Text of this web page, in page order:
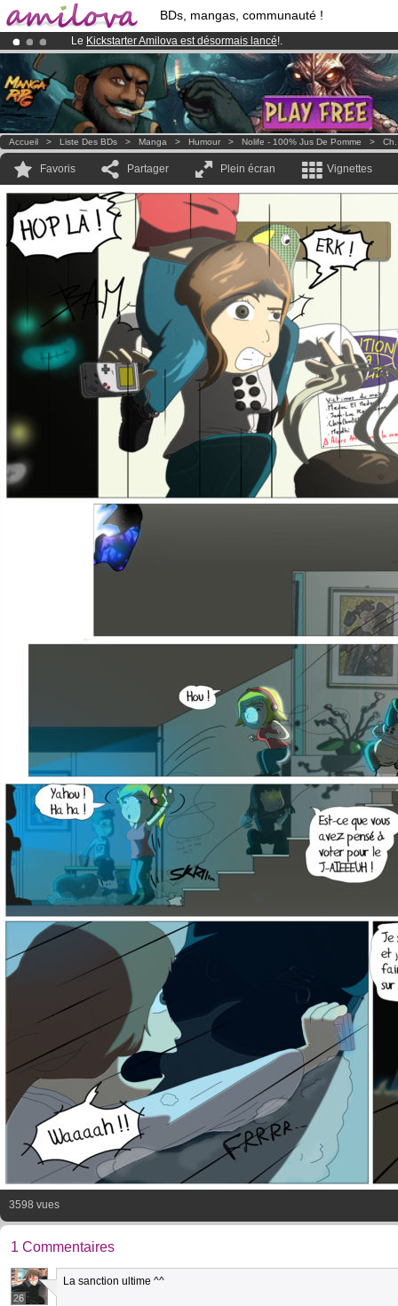
BDs, mangas, communauté !
Le Kickstarter Amilova est désormais lancé!.
Abonnement premium: à partir de3.95 eurospar mois !Clique ici
Déjà 134393membreset 1208BDs & Mangas!
Accueil > Liste Des BDs > Manga > Humour > Nolife - 100% Jus De Pomme >
Favoris Partager Plein écran Vignettes
3598 vues
1 Commentaires
26
La sanction ultime ^^